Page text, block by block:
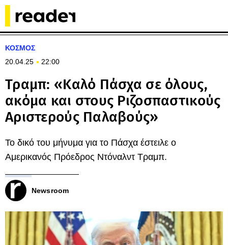
ΚΟΣΜΟΣ
20.04.25
22:00
Τραμπ: «Καλό Πάσχα σε όλους,
ακόμα και στους Ριζοσπαστικούς
Αριστερούς Παλαβούς»
Το δικό του μήνυμα για το Πάσχα έστειλε ο
Αμερικανός Πρόεδρος Ντόναλντ Τραμπ.
Newsroom